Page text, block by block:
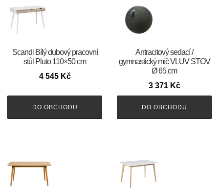
Scandi Bílý dubový pracovní
stůl Pluto 110×50 cm
4 545 Kč
DO OBCHODU
Antracitový sedací /
gymnastický míč VLUV STOV
Ø 65 cm
3 371 Kč
DO OBCHODU